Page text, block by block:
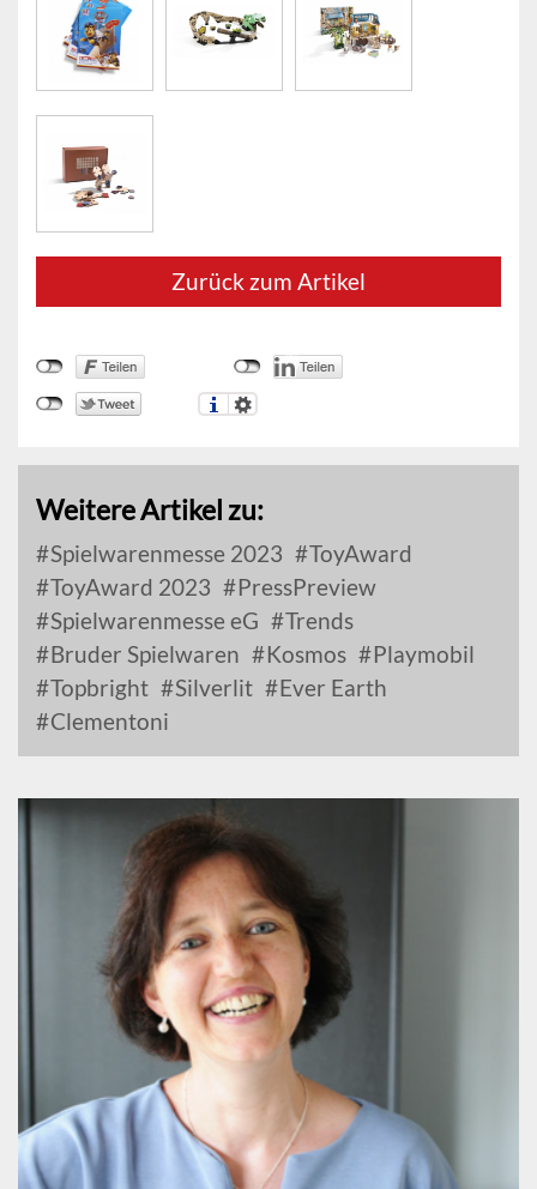
Zurück zum Artikel
Weitere Artikel zu:
Spielwarenmesse 2023
ToyAward
ToyAward 2023
PressPreview
Spielwarenmesse eG
Trends
Bruder Spielwaren
Kosmos
Playmobil
Topbright
Silverlit
Ever Earth
Clementoni